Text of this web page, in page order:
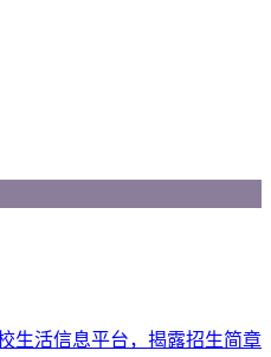
生活信息平台，揭露招生简章